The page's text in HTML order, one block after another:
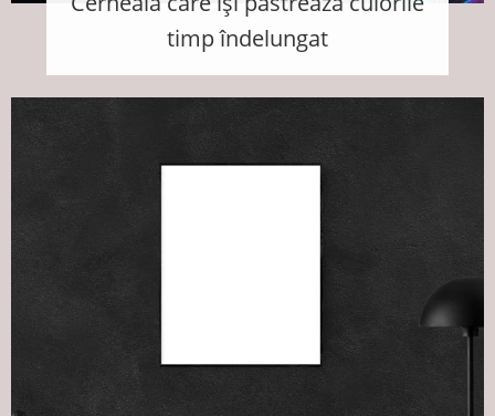
timp îndelungat